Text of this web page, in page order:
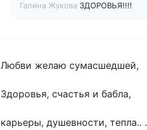
Галина Жукова ЗДОРОВЬЯ!!!!
Любви желаю сумасшедшей,
Здоровья, счастья и бабла,
карьеры, душевности, тепла.. .